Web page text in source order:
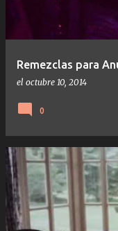
Remezclas para
el octubre 10, 2014
0